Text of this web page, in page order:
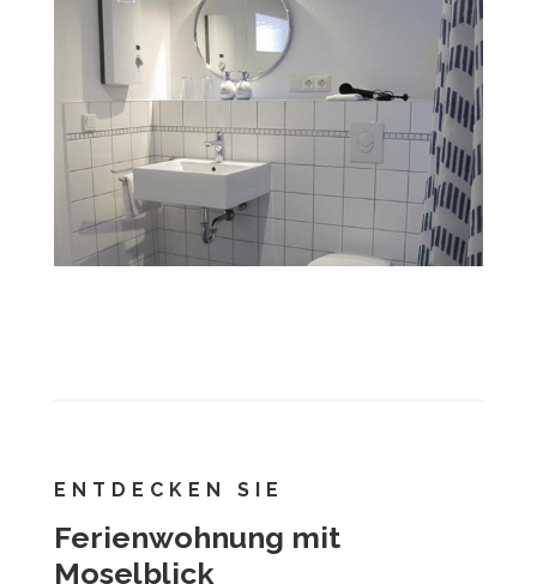
ENTDECKEN SIE
Ferienwohnung mit
Moselblick